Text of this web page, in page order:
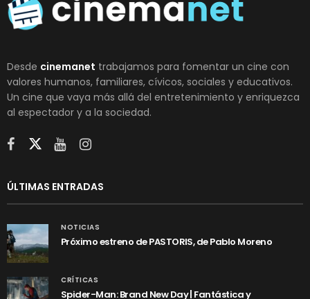
Desde cinemanet trabajamos para fomentar un cine con
valores humanos, familiares, cívicos, sociales y educativos.
Un cine que vaya más allá del entretenimiento y enriquezca
al espectador y a la sociedad.
ÚLTIMAS ENTRADAS
NOTICIAS
Próximo estreno de PASTORIS, de Pablo Moreno
CRÍTICAS
Spider-Man: Brand New Day | Fantástica y